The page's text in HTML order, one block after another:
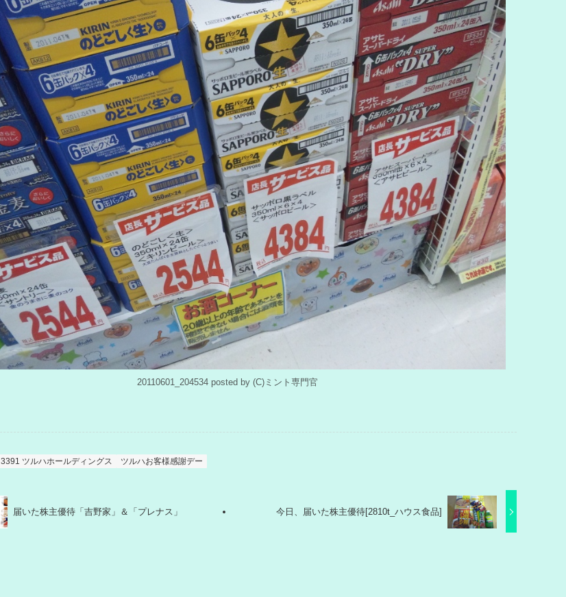
20110601_204534 posted by (C)ミント専門官
3391 ツルハホールディングス ツルハお客様感謝デー
届いた株主優待「吉野家」＆「プレナス」 今日、届いた株主優待[2810t_ハウス食品]